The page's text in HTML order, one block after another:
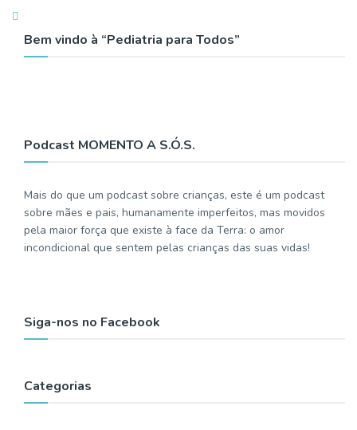
Bem vindo à “Pediatria para Todos”
Podcast MOMENTO A S.Ó.S.
Mais do que um podcast sobre crianças, este é um podcast
sobre mães e pais, humanamente imperfeitos, mas movidos
pela maior força que existe à face da Terra: o amor
incondicional que sentem pelas crianças das suas vidas!
Siga-nos no Facebook
Categorias